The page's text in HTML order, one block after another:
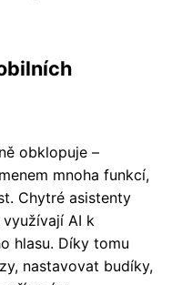
obklopuje –
mnoha funkcí,
Chytré asistenty
AI k
hlasu. Díky tomu
nastavovat budíky,